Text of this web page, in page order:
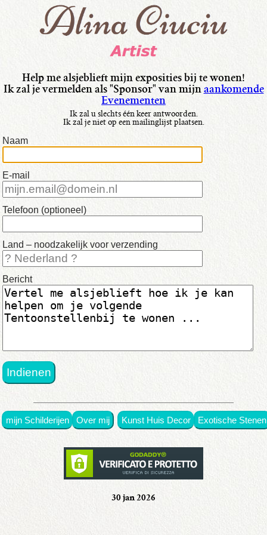
Français
Nederlands
English
•
mijn
Schilderijen
•
beschikbaar
in
origineel
prijsen
•
in
Help me alsjeblieft mijn exposities bij te wonen!
Ik zal je vermelden als "Sponsor" van mijn aankomende
Evenementen
Ik zal u slechts één keer antwoorden.
Ik zal je niet op een mailinglijst plaatsen.
Naam
E-mail
Telefoon (optioneel)
Land – noodzakelijk voor verzending
Bericht
mijn Schilderijen Over mij Kunst Huis Decor Exotische Stenen
30 jan 2026